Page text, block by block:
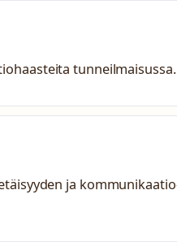
tunneilmaisussa.
ja